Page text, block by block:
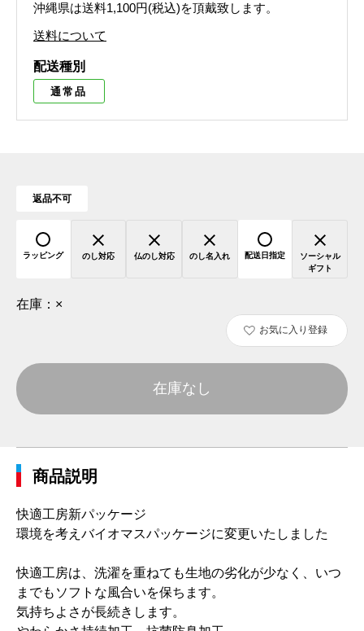
沖縄県は送料1,100円(税込)を頂戴致します。
送料について
配送種別
通常品
返品不可
ラッピング のし対応 仏のし対応 のし名入れ 配送日指定
ソーシャル
ギフト
在庫： ×
お気に入り登録
在庫なし
商品説明
快適工房新パッケージ
環境を考えバイオマスパッケージに変更いたしました
快適工房は、洗濯を重ねても生地の劣化が少なく、いつ
までもソフトな風合いを保ちます。
気持ちよさが長続きします。